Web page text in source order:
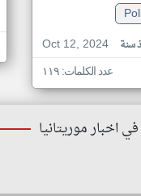
Oct 12, 2024
سنة
عدد الكلمات: ١١٩
اخبار موريتانيا